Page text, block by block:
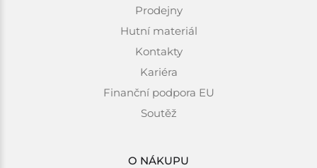
Prodejny
Hutní materiál
Kontakty
Kariéra
Finanční podpora EU
Soutěž
O NÁKUPU